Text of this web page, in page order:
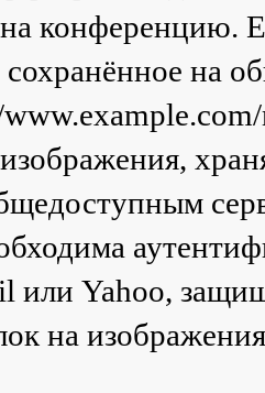
конференцию.
на
или Yahoo,
на